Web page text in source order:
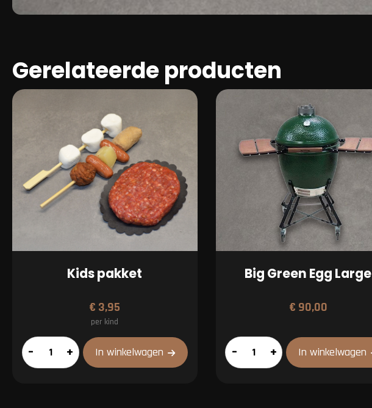
Gerelateerde producten
Kids pakket
€ 3,95
per kind
Kids
pakket
– + In winkelwagen
Big Green Egg Large
€ 90,00
Big
Green
– + In winkelwagen